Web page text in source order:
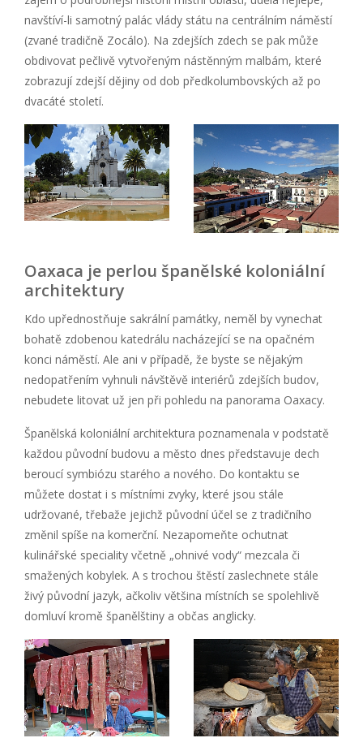
navštíví-li samotný palác vlády státu na centrálním náměstí
(zvané tradičně Zocálo). Na zdejších zdech se pak může
obdivovat pečlivě vytvořeným nástěnným malbám, které
zobrazují zdejší dějiny od dob předkolumbovských až po
dvacáté století.
Oaxaca je perlou španělské koloniální
architektury
Kdo upřednostňuje sakrální památky, neměl by vynechat
bohatě zdobenou katedrálu nacházející se na opačném
konci náměstí. Ale ani v případě, že byste se nějakým
nedopatřením vyhnuli návštěvě interiérů zdejších budov,
nebudete litovat už jen při pohledu na panorama Oaxacy.
Španělská koloniální architektura poznamenala v podstatě
každou původní budovu a město dnes představuje dech
beroucí symbiózu starého a nového. Do kontaktu se
můžete dostat i s místními zvyky, které jsou stále
udržované, třebaže jejichž původní účel se z tradičního
změnil spíše na komerční. Nezapomeňte ochutnat
kulinářské speciality včetně „ohnivé vody“ mezcala či
smažených kobylek. A s trochou štěstí zaslechnete stále
živý původní jazyk, ačkoliv většina místních se spolehlivě
domluví kromě španělštiny a občas anglicky.